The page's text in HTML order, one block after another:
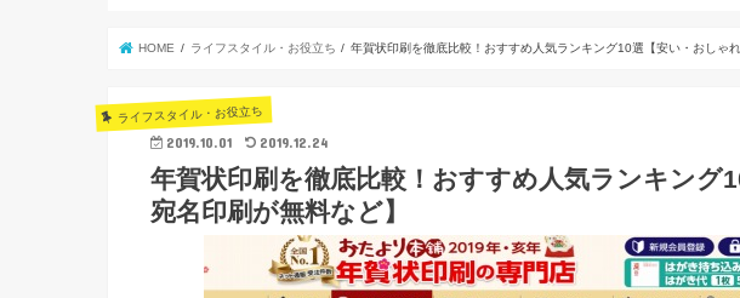
HOME ライフスタイル・お役立ち 年賀状印刷を徹底比較！おすすめ人気ランキング10選【安い・おしゃ
ライフスタイル・お役立ち
2019.10.01 2019.12.24
年賀状印刷を徹底比較！おすすめ人気ランキング
宛名印刷が無料など】